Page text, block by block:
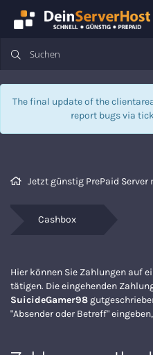
The final update of the
report bugs via
Jetzt günstig PrePaid Server
Cashbox
Hier können Sie Zahlungen auf
tätigen. Die eingehenden
SuicideGamer98
"Absender oder Betreff"